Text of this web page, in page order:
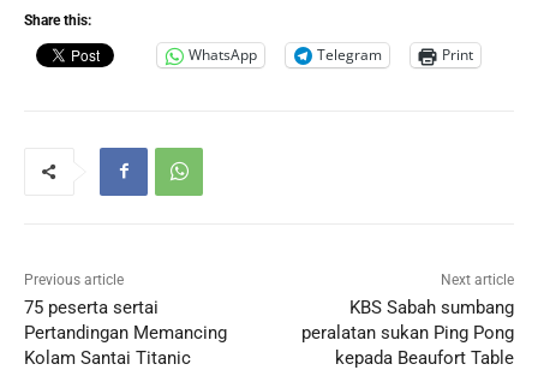
Share this:
WhatsApp Telegram Print
Previous article
75 peserta sertai
Pertandingan Memancing
Kolam Santai Titanic
Next article
KBS Sabah sumbang
peralatan sukan Ping Pong
kepada Beaufort Table